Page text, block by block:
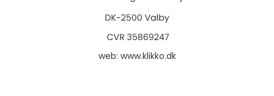
web: www.klikko.dk